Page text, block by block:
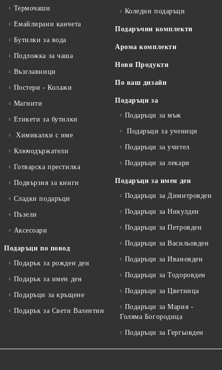
Термочаши
Емайлирани канчета
Бутилки за вода
Подложка за чаша
Възглавници
Постери - Колажи
Магнити
Етикети за бутилки
Химикалки с име
Ключодържатели
Готварска престилка
Подвързия за книги
Сладки подаръци
Пъзели
Аксесоари
Подаръци по повод
Подарък за рожден ден
Подарък за имен ден
Подаръци за кръщене
Подарък за Свети Валентин
Коледни подаръци
Подаръчни комплекти
Арома комплекти
Нови Продукти
По ваш дизайн
Подаръци за
Подаръци за мъж
Подаръци за ученици
Подаръци за учител
Подаръци за лекари
Подаръци за имен ден
Подаръци за Димитровден
Подаръци за Никулден
Подаръци за Петровден
Подаръци за Васильовден
Подаръци за Ивановден
Подаръци за Тодоровден
Подаръци за Цветница
Подаръци за Мария -
Голяма Богородица
Подаръци за Гергьовден